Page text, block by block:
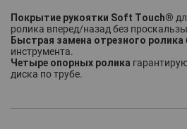
Покрытие рукоятки Soft Touch®
ролика вперед/назад без
Быстрая замена отрезного ролика
инструмента.
Четыре опорных ролика
диска по трубе.